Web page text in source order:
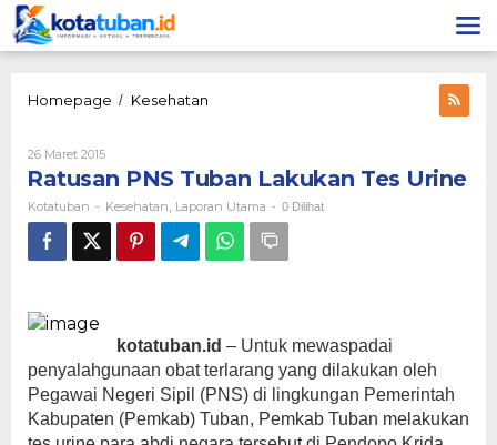
Lewati
ke
konten
Homepage / Kesehatan
Tes
Urine
26 Maret 2015Oleh
Kotatuban
Ratusan PNS Tuban Lakukan Tes Urine
Kotatuban - Kesehatan Laporan Utama - 0 Dilihat
kotatuban.id – Untuk mewaspadai
penyalahgunaan obat terlarang yang dilakukan oleh
Pegawai Negeri Sipil (PNS) di lingkungan Pemerintah
Kabupaten (Pemkab) Tuban, Pemkab Tuban melakukan